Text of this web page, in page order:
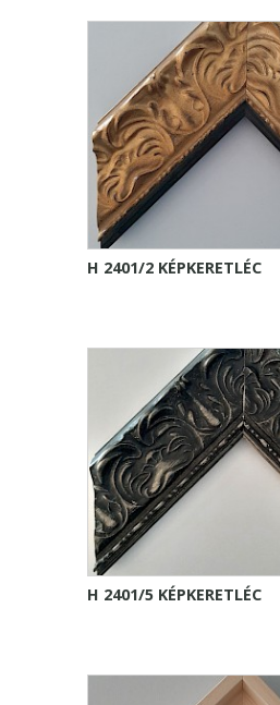
H 2401/2 KÉPKERETLÉC
H 2401/5 KÉPKERETLÉC